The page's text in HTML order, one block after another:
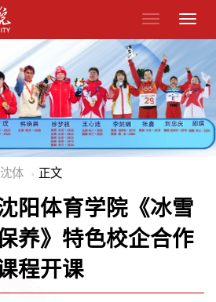
体 正文
阳体育学院《冰雪
养》特色校企合作
程开课